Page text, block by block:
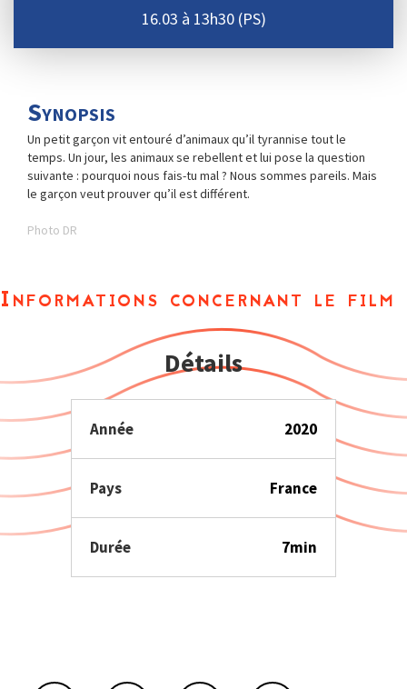
16.03 à 13h30 (PS)
Synopsis
Un petit garçon vit entouré d’animaux qu’il tyrannise tout le
temps. Un jour, les animaux se rebellent et lui pose la question
suivante : pourquoi nous fais-tu mal ? Nous sommes pareils. Mais
le garçon veut prouver qu’il est différent.
Photo DR
Informations concernant le film
Détails
Année 2020
Pays France
Durée 7min